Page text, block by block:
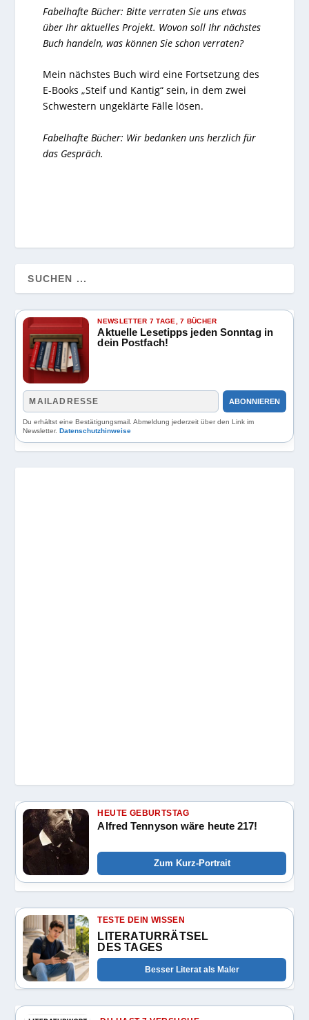
Fabelhafte Bücher: Bitte verraten Sie uns etwas
über Ihr aktuelles Projekt. Wovon soll Ihr nächstes
Buch handeln, was können Sie schon verraten?
Mein nächstes Buch wird eine Fortsetzung des
E-Books „Steif und Kantig“ sein, in dem zwei
Schwestern ungeklärte Fälle lösen.
Fabelhafte Bücher: Wir bedanken uns herzlich für
das Gespräch.
NEWSLETTER 7 TAGE, 7 BÜCHER
Aktuelle Lesetipps jeden Sonntag in
dein Postfach!
ABONNIEREN
Du erhältst eine Bestätigungsmail. Abmeldung jederzeit über den Link im
Newsletter.Datenschutzhinweise
HEUTE GEBURTSTAG
Alfred Tennyson wäre heute 217!
Zum Kurz-Portrait
TESTE DEIN WISSEN
LITERATURRÄTSEL
DES TAGES
Besser Literat als Maler